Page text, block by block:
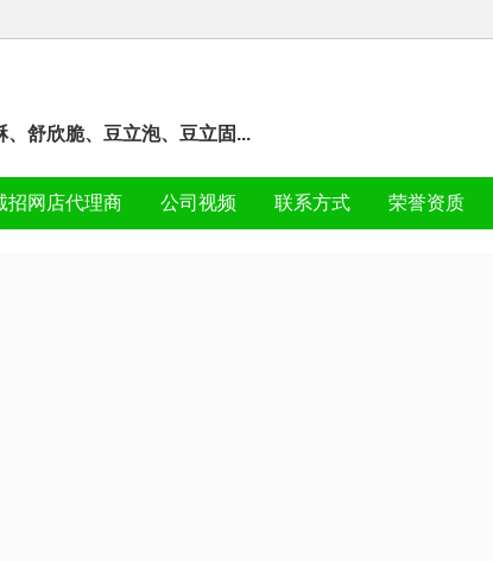
舒欣脆、豆立泡、豆立固...
招网店代理商 公司视频 联系方式 荣誉资质